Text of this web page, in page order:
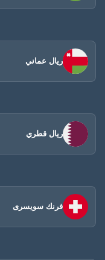
ريال عماني
ريال قطري
فرنك سويسرى